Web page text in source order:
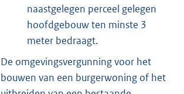
naastgelegen perceel gelegen
hoofdgebouw ten minste 3
meter bedraagt.
De omgevingsvergunning voor het
bouwen van een burgerwoning of het